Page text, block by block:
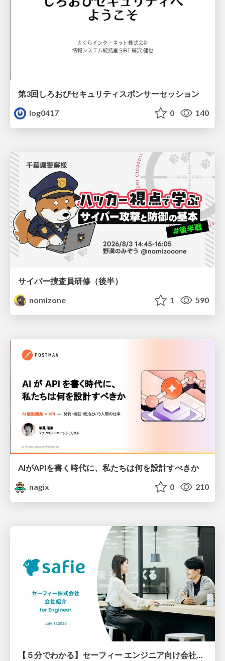
第3回しろおびセキュリティスポンサーセッション
log0417
0 140
サイバー捜査員研修（後半）
nomizone
1 590
AIがAPIを書く時代に、私たちは何を設計すべきか
nagix
0 210